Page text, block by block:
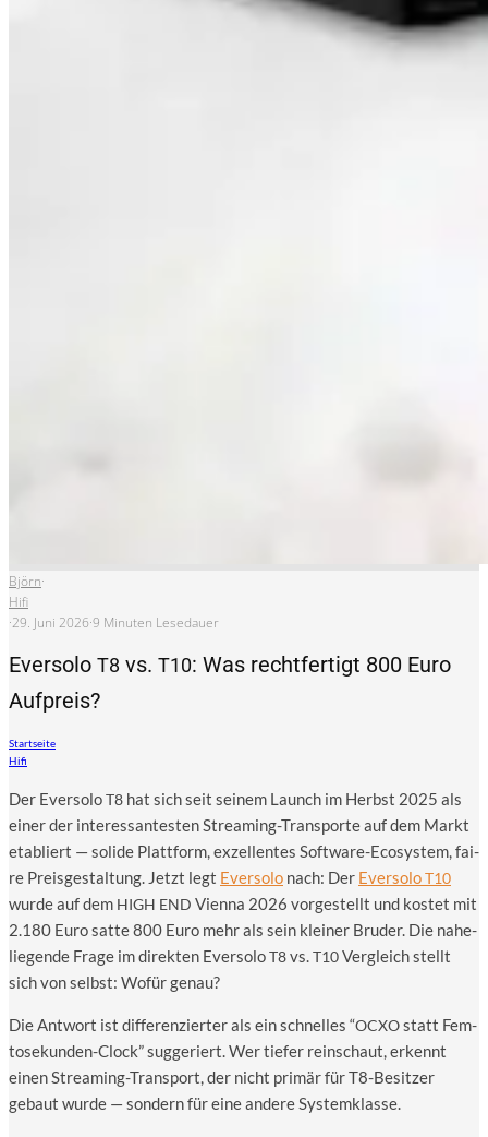
Björn·
Hifi
·29. Juni 2026·9 Minuten Lesedauer
Eversolo T8 vs. T10: Was rechtfertigt 800 Euro
Aufpreis?
Startseite
Hifi
Der Ever­so­loT8 hat sich seit sei­nem Launch im Herbst 2025 als
einer der inter­es­san­tes­ten Strea­ming-Trans­por­te auf dem Markt
eta­bliert — soli­de Platt­form, exzel­len­tes Soft­ware-Eco­sys­tem, fai­
re Preis­ge­stal­tung. Jetzt legt Ever­so­lo nach: Der Ever­so­loT10
wur­de auf dem HIGH END Vien­na 2026 vor­ge­stellt und kos­tet mit
2.180 Euro sat­te 800 Euro mehr als sein klei­ner Bru­der. Die nahe­
lie­gen­de Fra­ge im direk­ten Ever­so­loT8vs.T10Ver­gleich stellt
sich von selbst: Wofür genau?
Die Ant­wort ist dif­fe­ren­zier­ter als ein schnel­les “OCXOstatt Fem­
to­se­kun­den-Clock” sug­ge­riert. Wer tie­fer rein­schaut, erkennt
einen Strea­ming-Trans­port, der nicht pri­mär für T8-Besit­zer
gebaut wur­de — son­dern für eine ande­re Systemklasse.